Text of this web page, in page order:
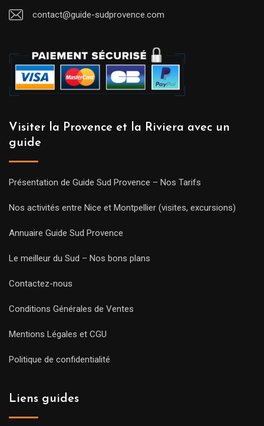
contact@guide-sudprovence.com
Visiter la Provence et la Riviera avec un
guide
Présentation de Guide Sud Provence – Nos Tarifs
Nos activités entre Nice et Montpellier (visites, excursions)
Annuaire Guide Sud Provence
Le meilleur du Sud – Nos bons plans
Contactez-nous
Conditions Générales de Ventes
Mentions Légales et CGU
Politique de confidentialité
Liens guides